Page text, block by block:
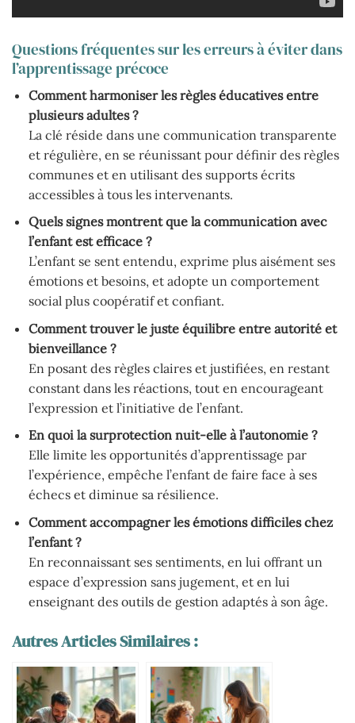
Questions fréquentes sur les erreurs à éviter dans
l’apprentissage précoce
Comment harmoniser les règles éducatives entre
plusieurs adultes ?
La clé réside dans une communication transparente
et régulière, en se réunissant pour définir des règles
communes et en utilisant des supports écrits
accessibles à tous les intervenants.
Quels signes montrent que la communication avec
l’enfant est efficace ?
L’enfant se sent entendu, exprime plus aisément ses
émotions et besoins, et adopte un comportement
social plus coopératif et confiant.
Comment trouver le juste équilibre entre autorité et
bienveillance ?
En posant des règles claires et justifiées, en restant
constant dans les réactions, tout en encourageant
l’expression et l’initiative de l’enfant.
En quoi la surprotection nuit-elle à l’autonomie ?
Elle limite les opportunités d’apprentissage par
l’expérience, empêche l’enfant de faire face à ses
échecs et diminue sa résilience.
Comment accompagner les émotions difficiles chez
l’enfant ?
En reconnaissant ses sentiments, en lui offrant un
espace d’expression sans jugement, et en lui
enseignant des outils de gestion adaptés à son âge.
Autres Articles Similaires :